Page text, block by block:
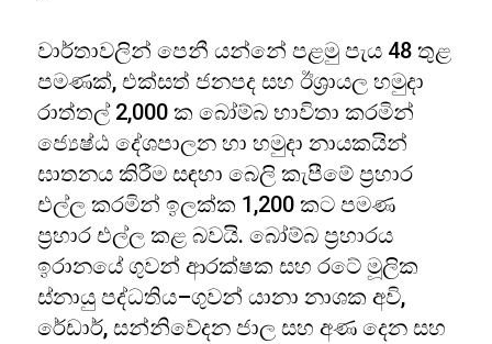
වාර්තාවලින් පෙනී යන්නේ පළමු පැය 48 තුළ
පමණක්, එක්සත් ජනපද සහ ඊශ්‍රායල හමුදා
රාත්තල් 2,000 ක බෝම්බ භාවිතා කරමින්
ජ්‍යෙෂ්ඨ දේශපාලන හා හමුදා නායකයින්
ඝාතනය කිරීම සඳහා බෙලි කැපීමේ ප්‍රහාර
එල්ල කරමින් ඉලක්ක 1,200 කට පමණ
ප්‍රහාර එල්ල කළ බවයි. බෝම්බ ප්‍රහාරය
ඉරානයේ ගුවන් ආරක්ෂක සහ රටේ මූලික
ස්නායු පද්ධතිය–ගුවන් යානා නාශක අවි,
රේඩාර්, සන්නිවේදන ජාල සහ අණ දෙන සහ